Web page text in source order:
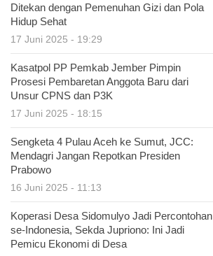
Ditekan dengan Pemenuhan Gizi dan Pola
Hidup Sehat
17 Juni 2025 - 19:29
Kasatpol PP Pemkab Jember Pimpin
Prosesi Pembaretan Anggota Baru dari
Unsur CPNS dan P3K
17 Juni 2025 - 18:15
Sengketa 4 Pulau Aceh ke Sumut, JCC:
Mendagri Jangan Repotkan Presiden
Prabowo
16 Juni 2025 - 11:13
Koperasi Desa Sidomulyo Jadi Percontohan
se-Indonesia, Sekda Jupriono: Ini Jadi
Pemicu Ekonomi di Desa